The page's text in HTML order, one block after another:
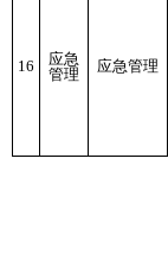
16
应急
管理
应急管理